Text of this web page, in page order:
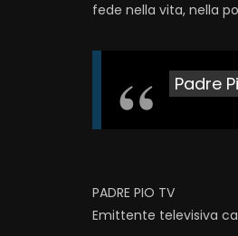
fede nella vita, nella
Padre
PADRE PIO TV
Emittente televisiva